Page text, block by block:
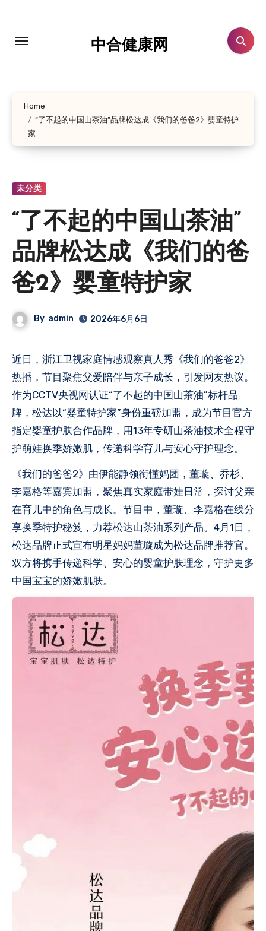
中合健康网
Home
“了不起的中国山茶油”品牌松达成《我们的爸爸2》婴童特护
家
未分类
“了不起的中国山茶油”
品牌松达成《我们的爸
爸2》婴童特护家
By admin 2026年6月6日
近日，浙江卫视家庭情感观察真人秀《我们的爸爸2》
热播，节目聚焦父爱陪伴与亲子成长，引发网友热议。
作为CCTV央视网认证“了不起的中国山茶油”标杆品
牌，松达以“婴童特护家”身份重磅加盟，成为节目官方
指定婴童护肤合作品牌，用13年专研山茶油技术全程守
护萌娃换季娇嫩肌，传递科学育儿与安心守护理念。
《我们的爸爸2》由伊能静领衔懂妈团，董璇、乔杉、
李嘉格等嘉宾加盟，聚焦真实家庭带娃日常，探讨父亲
在育儿中的角色与成长。节目中，董璇、李嘉格在线分
享换季特护秘笈，力荐松达山茶油系列产品。4月1日，
松达品牌正式宣布明星妈妈董璇成为松达品牌推荐官。
双方将携手传递科学、安心的婴童护肤理念，守护更多
中国宝宝的娇嫩肌肤。